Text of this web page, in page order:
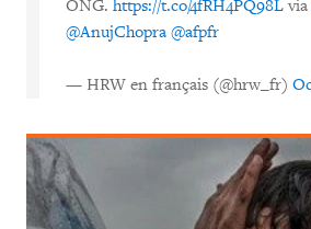
ONG. https://t.co/4fRH4PQ98L via
@AnujChopra @afpfr
— HRW en français (@hrw_fr)